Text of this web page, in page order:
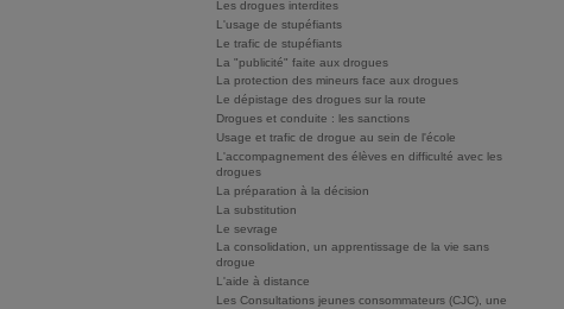
Les drogues interdites
L'usage de stupéfiants
Le trafic de stupéfiants
La "publicité" faite aux drogues
La protection des mineurs face aux drogues
Le dépistage des drogues sur la route
Drogues et conduite : les sanctions
Usage et trafic de drogue au sein de l'école
L'accompagnement des élèves en difficulté avec les
drogues
La préparation à la décision
La substitution
Le sevrage
La consolidation, un apprentissage de la vie sans
drogue
L'aide à distance
Les Consultations jeunes consommateurs (CJC), une